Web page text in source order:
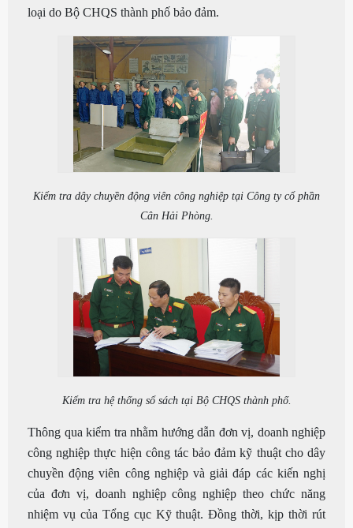
loại do Bộ CHQS thành phố bảo đảm.
Kiểm tra dây chuyền động viên công nghiệp tại Công ty cổ phần
Cân Hải Phòng.
Kiểm tra hệ thống sổ sách tại Bộ CHQS thành phố.
Thông qua kiểm tra nhằm hướng dẫn đơn vị, doanh nghiệp
công nghiệp thực hiện công tác bảo đảm kỹ thuật cho dây
chuyền động viên công nghiệp và giải đáp các kiến nghị
của đơn vị, doanh nghiệp công nghiệp theo chức năng
nhiệm vụ của Tổng cục Kỹ thuật. Đồng thời, kịp thời rút